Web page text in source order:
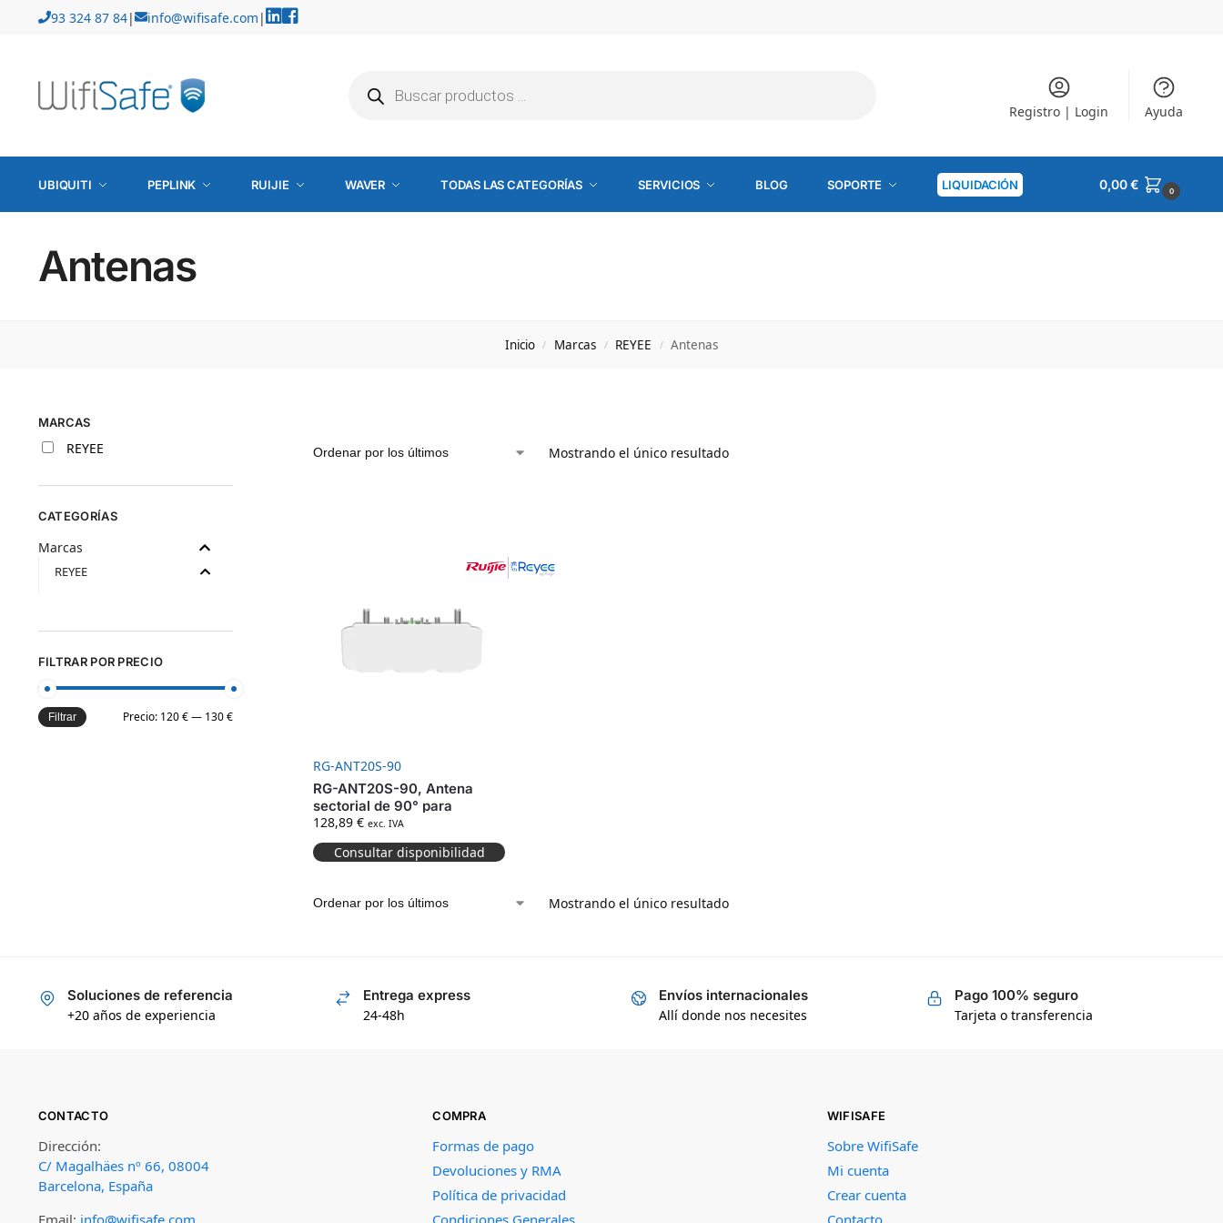
93 324 87 84| info@wifisafe.com |
Registro | Login Ayuda
UBIQUITI PEPLINK RUIJIE WAVER TODAS LAS CATEGORÍAS SERVICIOS BLOG SOPORTE LIQUIDACIÓN 0,00€ 0
Antenas
Inicio / Marcas / REYEE / Antenas
Mostrando el único resultado
RG-ANT20S-90
RG-ANT20S-90, Antena
sectorial de 90° para
radioenlaces de la serie RG-
AirMetro
128,89€ exc. IVA
Consultar disponibilidad
Mostrando el único resultado
MARCAS
REYEE
CATEGORÍAS
Marcas
REYEE
FILTRAR POR PRECIO
Filtrar Precio: 120 €— 130 €
Soluciones de referencia
+20 años de experiencia
Entrega express
24-48h
Envíos internacionales
Allí donde nos necesites
Pago 100% seguro
Tarjeta o transferencia
CONTACTO
Dirección:
C/ Magalhäes nº 66, 08004
Barcelona, España
COMPRA
Formas de pago
Devoluciones y RMA
Política de privacidad
WIFISAFE
Sobre WifiSafe
Mi cuenta
Crear cuenta